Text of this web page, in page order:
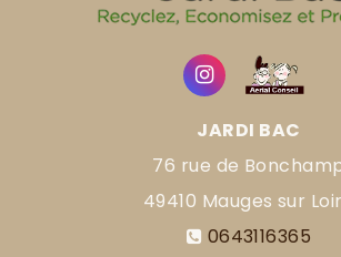
JARDI BAC
76 rue de
49410 Mauges sur
0643116365